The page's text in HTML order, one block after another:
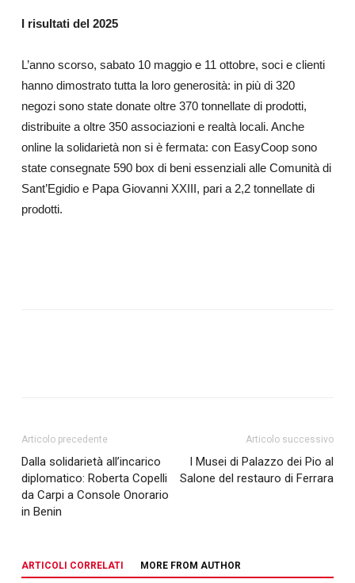
I risultati del 2025
L’anno scorso, sabato 10 maggio e 11 ottobre, soci e clienti
hanno dimostrato tutta la loro generosità: in più di 320
negozi sono state donate oltre 370 tonnellate di prodotti,
distribuite a oltre 350 associazioni e realtà locali. Anche
online la solidarietà non si è fermata: con EasyCoop sono
state consegnate 590 box di beni essenziali alle Comunità di
Sant’Egidio e Papa Giovanni XXIII, pari a 2,2 tonnellate di
prodotti.
Articolo precedente
Dalla solidarietà all’incarico
diplomatico: Roberta Copelli
da Carpi a Console Onorario
in Benin
Articolo successivo
I Musei di Palazzo dei Pio al
Salone del restauro di Ferrara
ARTICOLI CORRELATI MORE FROM AUTHOR